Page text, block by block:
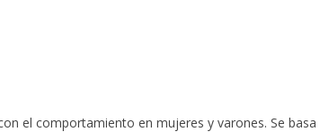
el comportamiento en mujeres y varones. Se basa